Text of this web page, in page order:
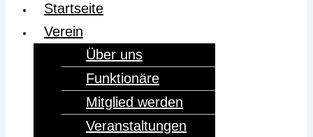
Startseite
Verein
Über uns
Funktionäre
Mitglied werden
Veranstaltungen